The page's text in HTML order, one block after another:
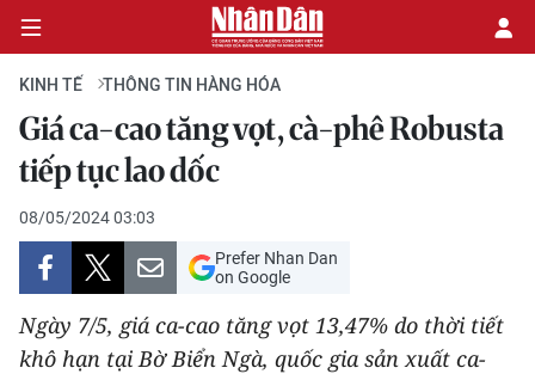
CHÍNH TRỊ
KINH TẾ
VĂN HÓA
XÃ HỘI
KINH TẾ THÔNG TIN HÀNG HÓA
Giá ca-cao tăng vọt, cà-phê Robusta
tiếp tục lao dốc
08/05/2024 03:03
Prefer Nhan Dan
on Google
Ngày 7/5, giá ca-cao tăng vọt 13,47% do thời tiết
khô hạn tại Bờ Biển Ngà, quốc gia sản xuất ca-